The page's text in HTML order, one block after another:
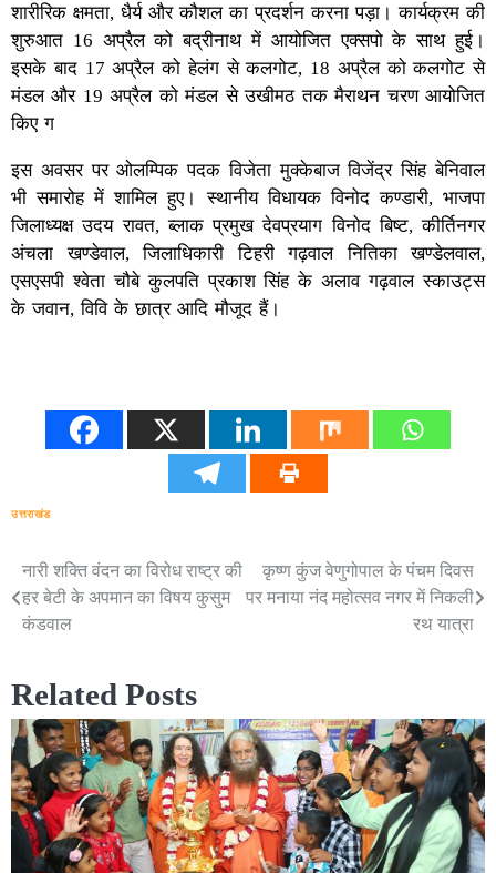
शारीरिक क्षमता, धैर्य और कौशल का प्रदर्शन करना पड़ा। कार्यक्रम की
शुरुआत 16 अप्रैल को बद्रीनाथ में आयोजित एक्सपो के साथ हुई।
इसके बाद 17 अप्रैल को हेलंग से कलगोट, 18 अप्रैल को कलगोट से
मंडल और 19 अप्रैल को मंडल से उखीमठ तक मैराथन चरण आयोजित
किए ग
इस अवसर पर ओलम्पिक पदक विजेता मुक्केबाज विजेंद्र सिंह बेनिवाल
भी समारोह में शामिल हुए। स्थानीय विधायक विनोद कण्डारी, भाजपा
जिलाध्यक्ष उदय रावत, ब्लाक प्रमुख देवप्रयाग विनोद बिष्ट, कीर्तिनगर
अंचला खण्डेवाल, जिलाधिकारी टिहरी गढ़वाल नितिका खण्डेलवाल,
एसएसपी श्वेता चौबे कुलपति प्रकाश सिंह के अलाव गढ़वाल स्काउट्स
के जवान, विवि के छात्र आदि मौजूद हैं।
उत्तराखंड
Post
navigation
नारी शक्ति वंदन का विरोध राष्ट्र की
हर बेटी के अपमान का विषय कुसुम
कंडवाल
कृष्ण कुंज वेणुगोपाल के पंचम दिवस
पर मनाया नंद महोत्सव नगर में निकली
रथ यात्रा
Related Posts